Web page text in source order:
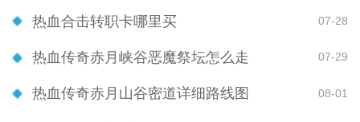
热血合击转职卡哪里买 07-28
热血传奇赤月峡谷恶魔祭坛怎么走 07-29
热血传奇赤月山谷密道详细路线图 08-01